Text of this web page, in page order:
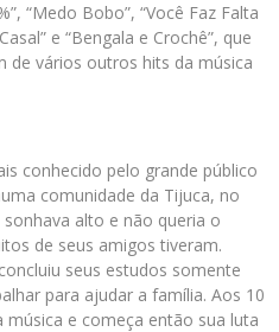
“Medo Bobo”, “Você Faz Falta
e “Bengala e Crochê”, que
de vários outros hits da música
conhecido pelo grande público
comunidade da Tijuca, no
alto e não queria o
de seus amigos tiveram.
seus estudos somente
para ajudar a família. Aos 10
e começa então sua luta